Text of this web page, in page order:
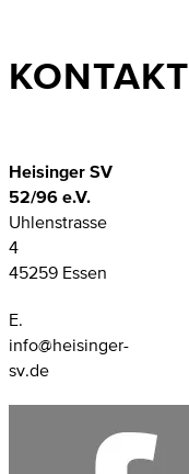
KONTAKT
Heisinger SV
52/96 e.V.
Uhlenstrasse
4
45259 Essen
E.
info@heisinger-
sv.de